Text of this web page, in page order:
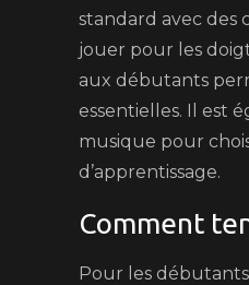
standard avec des
jouer pour les
aux débutants
essentielles. Il est
musique pour
d’apprentissage.
Comment
Pour les